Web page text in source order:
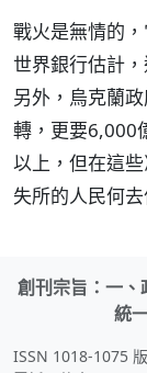
戰火是無情的
世界銀行估計
另外，烏克蘭
轉，更要6,000
以上，但在這
失所的人民何
創刊宗旨：一、
統
ISSN 1018-1075